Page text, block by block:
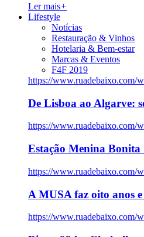
Ler mais+
Lifestyle
Notícias
Restauração & Vinhos
Hotelaria & Bem-estar
Marcas & Eventos
F4F 2019
https://www.ruadebaixo.com/
De Lisboa ao Algarve:
https://www.ruadebaixo.com/
Estação Menina Bonita
https://www.ruadebaixo.com/
A MUSA faz oito anos
https://www.ruadebaixo.com/